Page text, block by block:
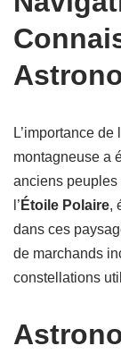
L’importance de
montagneuse a
anciens
l’ Étoile Polaire,
dans ces
de marchands
constellations